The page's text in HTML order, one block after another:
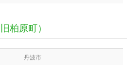
柏原町）
丹波市